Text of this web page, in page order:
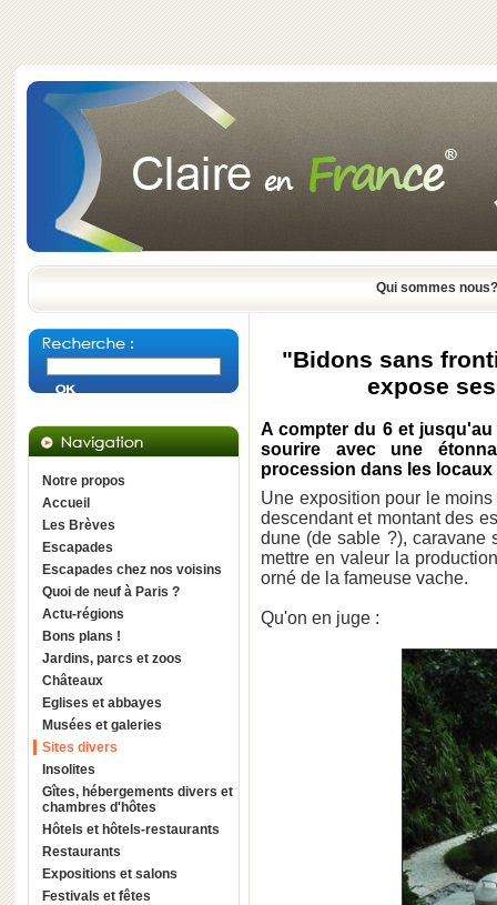
Qui sommes nous?
Notre propos
Accueil
Les Brèves
Escapades
Escapades chez nos voisins
Quoi de neuf à Paris ?
Actu-régions
Bons plans !
Jardins, parcs et zoos
Châteaux
Eglises et abbayes
Musées et galeries
Sites divers
Insolites
Gîtes, hébergements divers et
chambres d'hôtes
Hôtels et hôtels-restaurants
Restaurants
Expositions et salons
Festivals et fêtes
"Bidons sans
expose
A compter du 6 et
sourire avec une
procession dans les locaux
Une exposition pour le
descendant et montant des
dune (de sable ?), caravane
mettre en valeur la
orné de la fameuse vache.
Qu'on en juge :